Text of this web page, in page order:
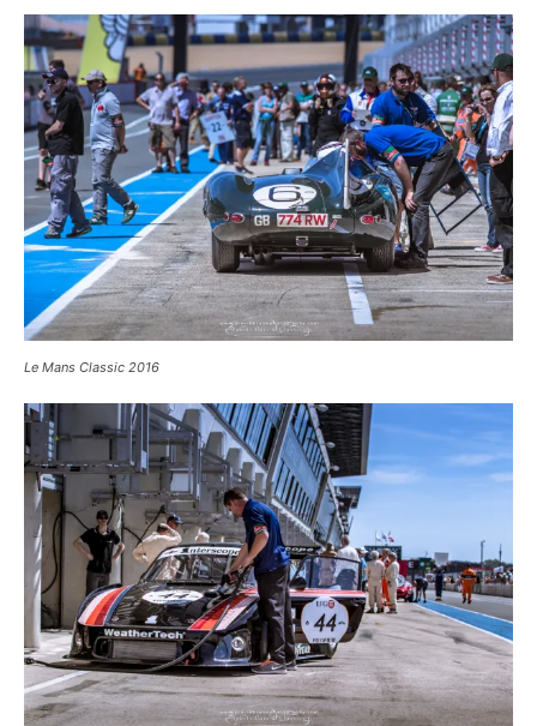
Le Mans Classic 2016